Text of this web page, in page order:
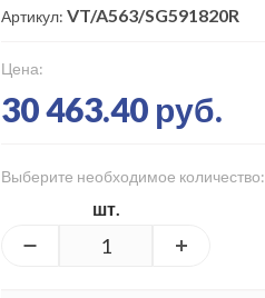
Артикул: VT/A563/SG591820R
Цена:
30 463.40 руб.
Выберите необходимое количество:
шт.